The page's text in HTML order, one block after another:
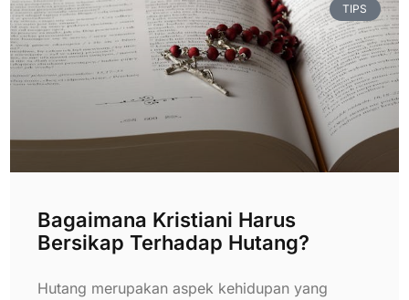
TIPS
Bagaimana Kristiani Harus
Bersikap Terhadap Hutang?
Hutang merupakan aspek kehidupan yang